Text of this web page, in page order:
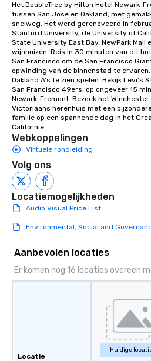
Het DoubleTree by Hilton Hotel Newark-
tussen San Jose en Oakland, met
snelweg. Het werd gerenoveerd in
Stanford University, de University of
State University East Bay, NewPark Mall
wijnhuizen. Reis in 30 minuten van dit
San Francisco om de San Francisco
opwinding van de binnenstad te
Oakland A's te zien spelen. Bekijk Levi's
San Francisco 49ers, op ongeveer 15
Newark-Fremont. Bezoek het
Victoriaans herenhuis met een
familie op een spannende dag in het
Californië.
Webkoppelingen
Virtuele rondleiding
Volg ons
Locatiemogelijkheden
Audio Visual Price List
Environmental, Social and
Aanbevolen locaties
Er komen nog 16 locaties overeen
Locatie
Huidige